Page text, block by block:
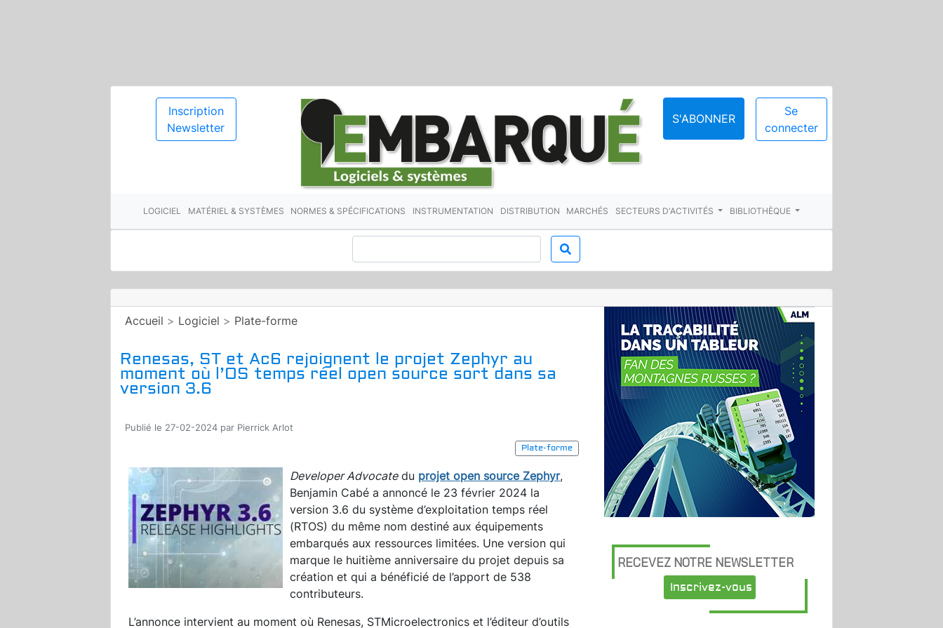
Inscription
Newsletter
S'ABONNER
Se
connecter
LOGICIEL MATÉRIEL & SYSTÈMES NORMES & SPÉCIFICATIONS INSTRUMENTATION DISTRIBUTION MARCHÉS SECTEURS D'ACTIVITÉS BIBLIOTHÈQUE
Accueil > Logiciel > Plate-forme
Renesas, ST et Ac6 rejoignent le projet Zephyr au
moment où l’OS temps réel open source sort dans sa
version 3.6
Publié le 27-02-2024 par Pierrick Arlot
Plate-forme
Developer Advocatedu projet open source Zephyr,
Benjamin Cabé a annoncé le 23 février 2024 la
version 3.6 du système d’exploitation temps réel
(RTOS) du même nom destiné aux équipements
embarqués aux ressources limitées. Une version qui
marque le huitième anniversaire du projet depuis sa
création et qui a bénéficié de l’apport de 538
contributeurs.
L’annonce intervient au moment où Renesas, STMicroelectronics et l’éditeur d’outils
RECEVEZ NOTRE NEWSLETTER
Inscrivez-vous